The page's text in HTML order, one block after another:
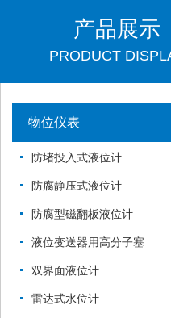
产品展示
PRODUCT
物位仪表
防堵投入式液位计
防腐静压式液位计
防腐型磁翻板液位计
液位变送器用高分子塞
双界面液位计
雷达式水位计